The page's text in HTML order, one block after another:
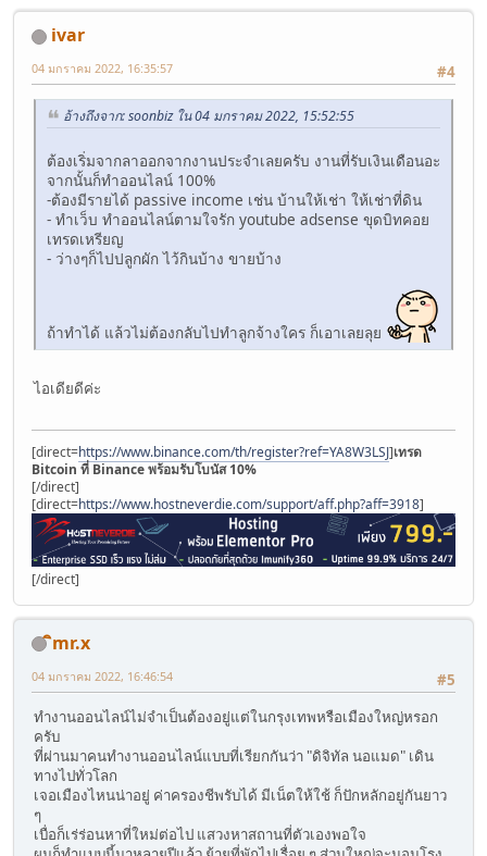
ivar
#4
04 มกราคม 2022, 16:35:57
อ้างถึงจาก: soonbiz ใน 04 มกราคม 2022, 15:52:55
ต้องเริ่มจากลาออกจากงานประจำเลยครับ งานที่รับเงินเดือนอะ
จากนั้นก็ทำออนไลน์ 100%
-ต้องมีรายได้ passive income เช่น บ้านให้เช่า ให้เช่าที่ดิน
- ทำเว็บ ทำออนไลน์ตามใจรัก youtube adsense ขุดบิทคอย
เทรดเหรียญ
- ว่างๆก็ไปปลูกผัก ไว้กินบ้าง ขายบ้าง
ถ้าทำได้ แล้วไม่ต้องกลับไปทำลูกจ้างใคร ก็เอาเลยลุย
ไอเดียดีค่ะ
[direct=https://www.binance.com/th/register?ref=YA8W3LSJ]เทรด
Bitcoin ที่ Binance พร้อมรับโบนัส 10%
[/direct]
[direct=https://www.hostneverdie.com/support/aff.php?aff=3918]
[/direct]
ิmr.x
#5
04 มกราคม 2022, 16:46:54
ทำงานออนไลน์ไม่จำเป็นต้องอยู่แต่ในกรุงเทพหรือเมืองใหญ่หรอก
ครับ
ที่ผ่านมาคนทำงานออนไลน์แบบที่เรียกกันว่า "ดิจิทัล นอแมด" เดิน
ทางไปทั่วโลก
เจอเมืองไหนน่าอยู่ ค่าครองชีพรับได้ มีเน็ตให้ใช้ ก็ปักหลักอยู่กันยาว
ๆ
เบื่อก็เร่ร่อนหาที่ใหม่ต่อไป แสวงหาสถานที่ตัวเองพอใจ